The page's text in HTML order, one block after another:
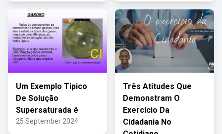
Um Exemplo Tipico
De Solução
Supersaturada é
25 September 2024
Três Atitudes Que
Demonstram O
Exercício Da
Cidadania No